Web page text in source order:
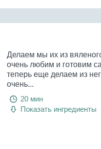
Делаем мы их из
очень любим и готовим
теперь еще делаем из
очень...
20 мин
Показать ингредиенты